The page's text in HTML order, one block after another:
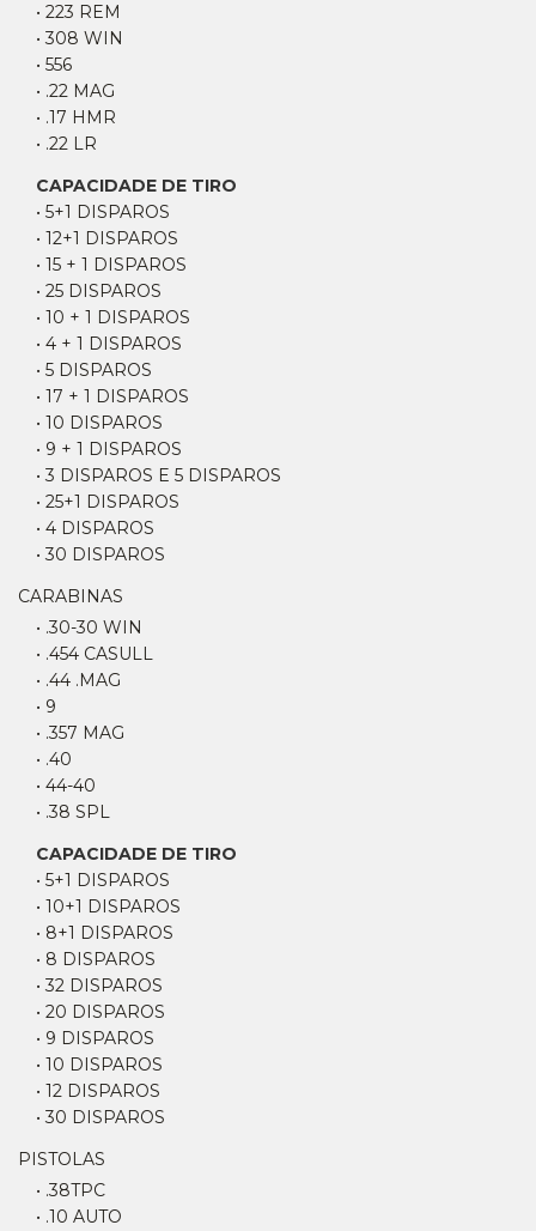
• 223 REM
• 308 WIN
• 556
• .22 MAG
• .17 HMR
• .22 LR
CAPACIDADE DE TIRO
• 5+1 DISPAROS
• 12+1 DISPAROS
• 15 + 1 DISPAROS
• 25 DISPAROS
• 10 + 1 DISPAROS
• 4 + 1 DISPAROS
• 5 DISPAROS
• 17 + 1 DISPAROS
• 10 DISPAROS
• 9 + 1 DISPAROS
• 3 DISPAROS E 5 DISPAROS
• 25+1 DISPAROS
• 4 DISPAROS
• 30 DISPAROS
CARABINAS
• .30-30 WIN
• .454 CASULL
• .44 .MAG
• 9
• .357 MAG
• .40
• 44-40
• .38 SPL
CAPACIDADE DE TIRO
• 5+1 DISPAROS
• 10+1 DISPAROS
• 8+1 DISPAROS
• 8 DISPAROS
• 32 DISPAROS
• 20 DISPAROS
• 9 DISPAROS
• 10 DISPAROS
• 12 DISPAROS
• 30 DISPAROS
PISTOLAS
• .38TPC
• .10 AUTO